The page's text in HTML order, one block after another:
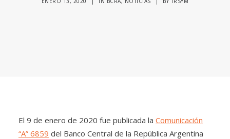
El 9 de enero de 2020 fue publicada la Comunicación
“A” 6859 del Banco Central de la República Argentina